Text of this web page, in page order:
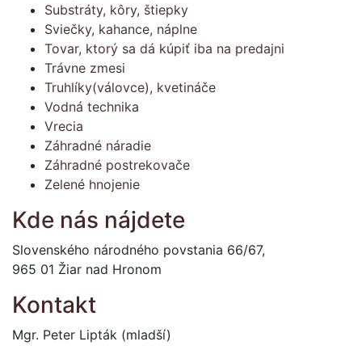
Substráty, kôry, štiepky
Sviečky, kahance, náplne
Tovar, ktorý sa dá kúpiť iba na predajni
Trávne zmesi
Truhlíky(válovce), kvetináče
Vodná technika
Vrecia
Záhradné náradie
Záhradné postrekovače
Zelené hnojenie
Kde nás nájdete
Slovenského národného povstania 66/67,
965 01 Žiar nad Hronom
Kontakt
Mgr. Peter Lipták (mladší)